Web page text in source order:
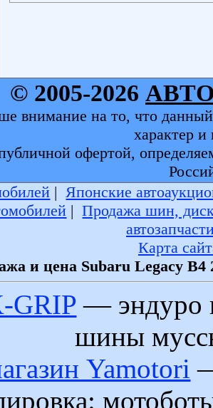
© 2005-2026
внимание на то, что
характер
офертой,
| Японские
|Продажа шин,
Карта
и цена Subaru Legacy
GRIP — эндуро
шины
Yamotori